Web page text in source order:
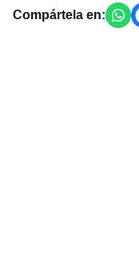
Compártela en: